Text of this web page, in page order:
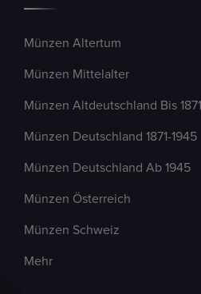
Münzen Altertum
Münzen Mittelalter
Münzen Altdeutschland Bis 1871
Münzen Deutschland 1871-1945
Münzen Deutschland Ab 1945
Münzen Österreich
Münzen Schweiz
Mehr